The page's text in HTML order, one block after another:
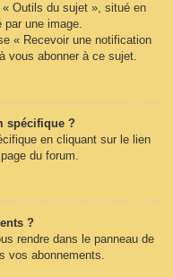
Outils du sujet », situé en
une image.
« Recevoir une notification
vous abonner à ce sujet.
spécifique ?
en cliquant sur le lien
du forum.
?
rendre dans le panneau de
vos abonnements.